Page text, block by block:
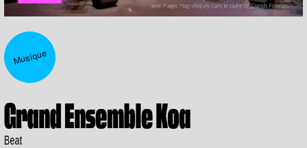
Musique
Grand Ensemble Koa
Beat